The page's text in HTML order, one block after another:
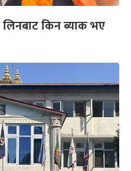
किन ब्याक भए